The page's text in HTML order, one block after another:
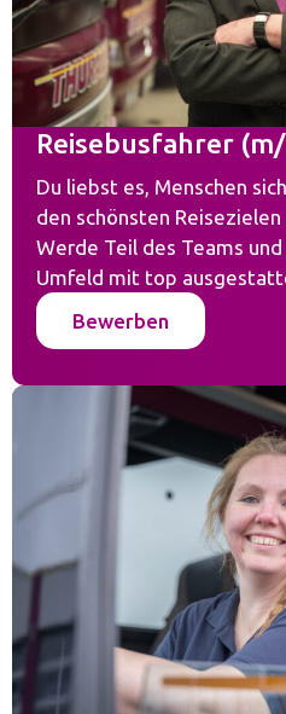
Reisebusfahrer
Du liebst es, Menschen
den schönsten
Werde Teil des Teams
Umfeld mit top
Bewerben